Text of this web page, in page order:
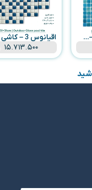
اقیانوس 3 – کاشی استخری...
۱۵.۷۱۳.۵۰۰